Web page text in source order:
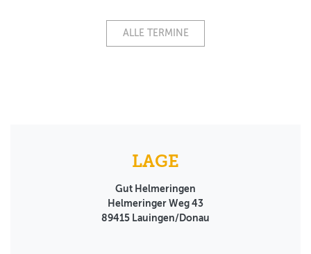
ALLE TERMINE
LAGE
Gut Helmeringen
Helmeringer Weg 43
89415 Lauingen/Donau